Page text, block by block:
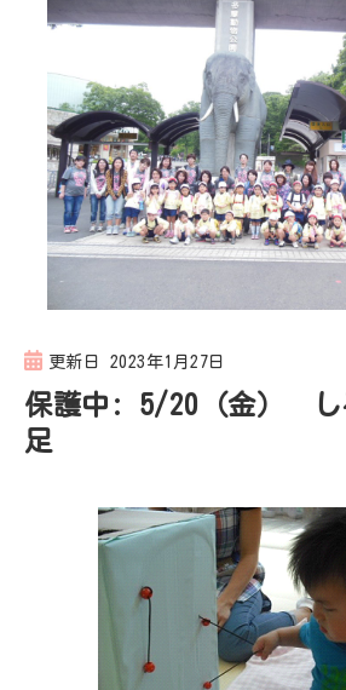
ョ
ン
更新日 2023年1月27日
保護中: 5/20（金） し
足